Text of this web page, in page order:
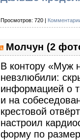
Просмотров: 720 |
Молчун (2
В контору «Муж
невзлюбили:
информацией о
и на
крестовой
настроил
форму по